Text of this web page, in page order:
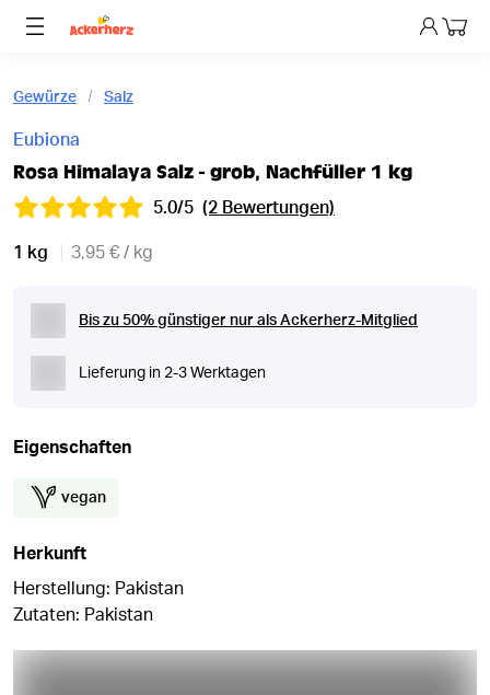
Dein
Gewürze Salz
Eubiona
Rosa Himalaya Salz - grob, Nachfüller 1 kg
5.0/5 (2 Bewertungen)
1 kg 3,95 € / kg
Bis zu 50% günstiger nur als Ackerherz-Mitglied
Lieferung in 2-3 Werktagen
Eigenschaften
vegan
Herkunft
Herstellung: Pakistan
Zutaten: Pakistan